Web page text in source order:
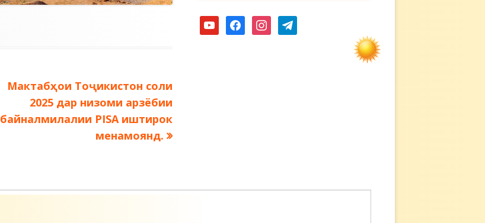
Следующая
запись:
Мактабҳои Тоҷикистон соли
2025 дар низоми арзёбии
байналмилалии PISA иштирок
менамоянд.
youtubefacebookinstagramtelegram